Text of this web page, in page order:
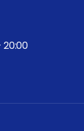
20:00